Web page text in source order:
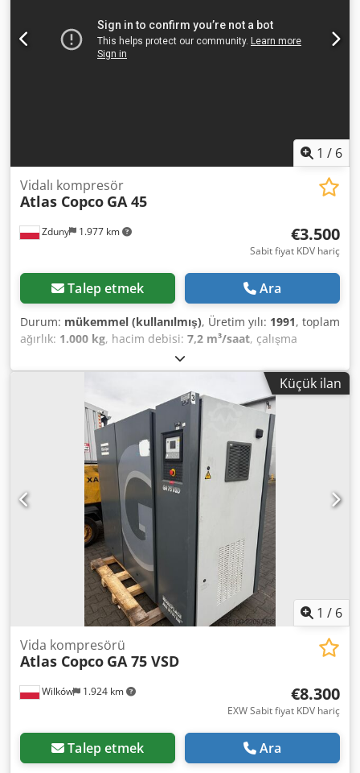
ARAYIN! Doğru cihaz seçimi konusunda size tavsiyelerde
bulunacağız. Sizleri tüm tekliflerimizle tanışmaya davet
1 / 6
Zduny 1.977 km
Vidalı kompresör
Atlas Copco GA 45
€3.500
Sabit fiyat KDV hariç
Talep etmek Ara
Durum: mükemmel (kullanılmış), Üretim yılı: 1991, toplam
ağırlık: 1.000 kg, hacim debisi: 7,2 m³/saat, çalışma
400 V
COPCO GA 45 Soğutmalı kurutucu ile Motor 45 kW
Chsdpfoukvvaex Aptea Kapasite 7,20 m3/dak Basınç 7,5
bar Kompresör tamamen çalışır durumda.
Küçük ilan
1 / 6
Wilków 1.924 km
Vida kompresörü
Atlas Copco GA 75 VSD
€8.300
EXW Sabit fiyat KDV hariç
Talep etmek Ara